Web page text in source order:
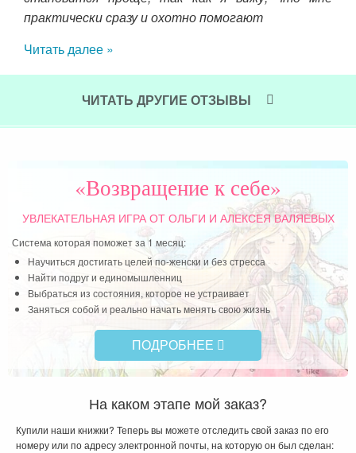
практически сразу и охотно помогают
Читать далее »
ЧИТАТЬ ДРУГИЕ ОТЗЫВЫ
«Возвращение к себе»
УВЛЕКАТЕЛЬНАЯ ИГРАОТ ОЛЬГИ И АЛЕКСЕЯ ВАЛЯЕВЫХ
Система которая поможет за 1 месяц:
Научиться достигать целей по-женски и без стресса
Найти подруг и единомышленниц
Выбраться из состояния, которое не устраивает
Заняться собой и реально начать менять свою жизнь
ПОДРОБНЕЕ
На каком этапе мой заказ?
Купили наши книжки? Теперь вы можете отследить свой заказ по его
номеру или по адресу электронной почты, на которую он был сделан: